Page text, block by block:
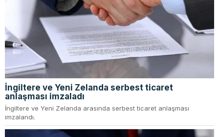
İngiltere ve Yeni Zelanda serbest ticaret
anlaşması imzaladı
İngiltere ve Yeni Zelanda arasında serbest ticaret anlaşması
imzalandı.